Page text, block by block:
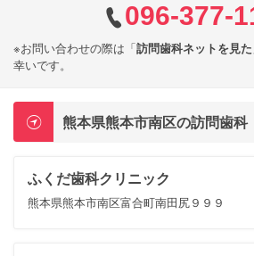
096-377-
※お問い合わせの際は「訪問歯科ネットを見た
幸いです。
熊本県熊本市南区の訪問歯科
ふくだ歯科クリニック
熊本県熊本市南区富合町南田尻９９９